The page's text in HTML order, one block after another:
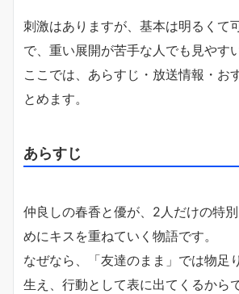
刺激はありますが、基本は明るくて
で、重い展開が苦手な人でも見やす
ここでは、あらすじ・放送情報・お
とめます。
あらすじ
仲良しの春香と優が、2人だけの特
めにキスを重ねていく物語です。
なぜなら、「友達のまま」では物足
生え、行動として表に出てくるからで